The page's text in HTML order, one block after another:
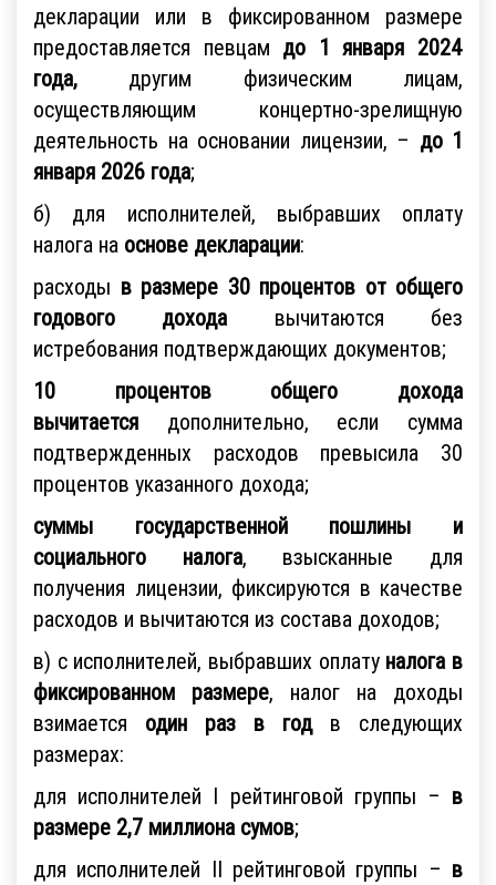
декларации или в фиксированном размере
предоставляется певцам до 1 января 2024
года, другим физическим лицам,
осуществляющим концертно-зрелищную
деятельность на основании лицензии, – до 1
января 2026 года;
б) для исполнителей, выбравших оплату
налога на основе декларации:
расходы в размере 30 процентов от общего
годового доходавычитаются без
истребования подтверждающих документов;
10 процентов общего дохода
вычитается дополнительно, если сумма
подтвержденных расходов превысила 30
процентов указанного дохода;
суммы государственной пошлины и
социального налога, взысканные для
получения лицензии, фиксируются в качестве
расходов и вычитаются из состава доходов;
в) с исполнителей, выбравших оплату налога в
фиксированном размере, налог на доходы
взимается один раз в годв следующих
размерах:
для исполнителей I рейтинговой группы – в
размере 2,7 миллиона сумов;
для исполнителей II рейтинговой группы – в